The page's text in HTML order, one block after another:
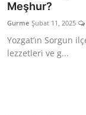
Kalori & Diyet
Mutfak Püf
Meşhur?
Gurme Şubat 11, 2025
Yozgat’ın Sorgun
lezzetleri ve g...